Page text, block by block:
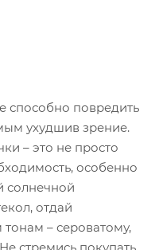
способно повредить
ухудшив зрение.
– это не просто
особенно
солнечной
отдай
– сероватому,